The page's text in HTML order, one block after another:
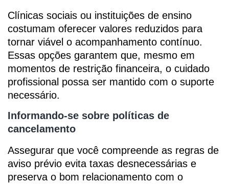
Clínicas sociais ou instituições de ensino
costumam oferecer valores reduzidos para
tornar viável o acompanhamento contínuo.
Essas opções garantem que, mesmo em
momentos de restrição financeira, o cuidado
profissional possa ser mantido com o suporte
necessário.
Informando-se sobre políticas de
cancelamento
Assegurar que você compreende as regras de
aviso prévio evita taxas desnecessárias e
preserva o bom relacionamento com o